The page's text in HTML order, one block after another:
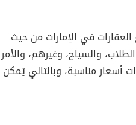
في الإمارات من حيث
والسياح، وغيرهم، والأمر
مناسبة، وبالتالي يُمكن